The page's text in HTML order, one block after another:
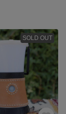
SOLD OUT